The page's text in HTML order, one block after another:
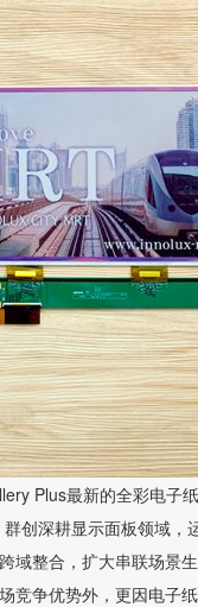
Plus最新的全彩电子
创深耕显示面板领域
域整合，扩大串联场景
竞争优势外，更因电子